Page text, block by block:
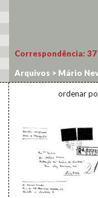
Correspondência: 37
Arquivos > Mário
ordenar